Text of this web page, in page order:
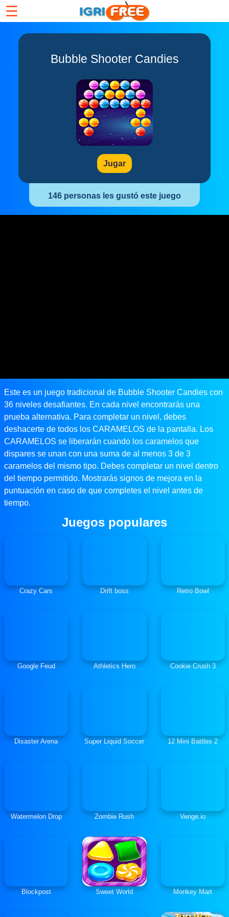
☰
Bubble Shooter Candies
Jugar
146 personas les gustó este juego
Este es un juego tradicional de Bubble Shooter Candies con
36 niveles desafiantes. En cada nivel encontrarás una
prueba alternativa. Para completar un nivel, debes
deshacerte de todos los CARAMELOS de la pantalla. Los
CARAMELOS se liberarán cuando los caramelos que
dispares se unan con una suma de al menos 3 de 3
caramelos del mismo tipo. Debes completar un nivel dentro
del tiempo permitido. Mostrarás signos de mejora en la
puntuación en caso de que completes el nivel antes de
tiempo.
Juegos populares
Crazy Cars Drift boss Retro Bowl
Google Feud Athletics Hero Cookie Crush 3
Disaster Arena Super Liquid Soccer 12 Mini Battles 2
Watermelon Drop Zombie Rush Venge.io
Blockpost Sweet World Monkey Mart